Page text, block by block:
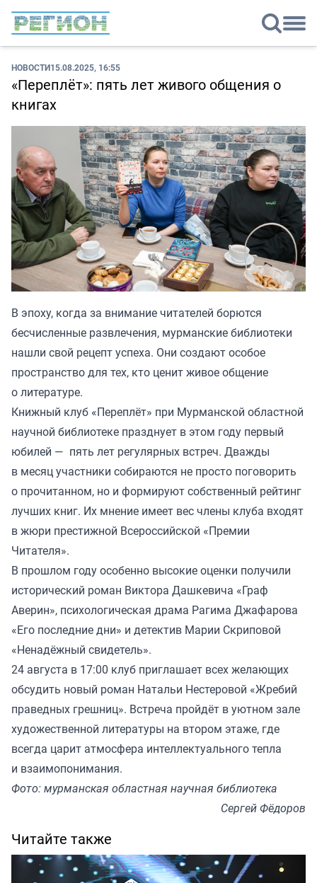
НОВОСТИ15.08.2025, 16:55
«Переплёт»: пять лет живого общения о
книгах
В эпоху, когда за внимание читателей борются
бесчисленные развлечения, мурманские библиотеки
нашли свой рецепт успеха. Они создают особое
пространство для тех, кто ценит живое общение
о литературе.
Книжный клуб «Переплёт» при Мурманской областной
научной библиотеке празднует в этом году первый
юбилей — пять лет регулярных встреч. Дважды
в месяц участники собираются не просто поговорить
о прочитанном, но и формируют собственный рейтинг
лучших книг. Их мнение имеет вес члены клуба входят
в жюри престижной Всероссийской «Премии
Читателя».
В прошлом году особенно высокие оценки получили
исторический роман Виктора Дашкевича «Граф
Аверин», психологическая драма Рагима Джафарова
«Его последние дни» и детектив Марии Скриповой
«Ненадёжный свидетель».
24 августа в 17:00 клуб приглашает всех желающих
обсудить новый роман Натальи Нестеровой «Жребий
праведных грешниц». Встреча пройдёт в уютном зале
художественной литературы на втором этаже, где
всегда царит атмосфера интеллектуального тепла
и взаимопонимания.
Фото: мурманская областная научная библиотека
Сергей Фёдоров
Читайте также